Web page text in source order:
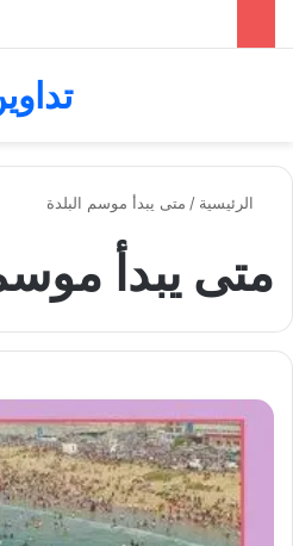
الرئيسية / متى يبدأ موسم البلدة
متى يبدأ